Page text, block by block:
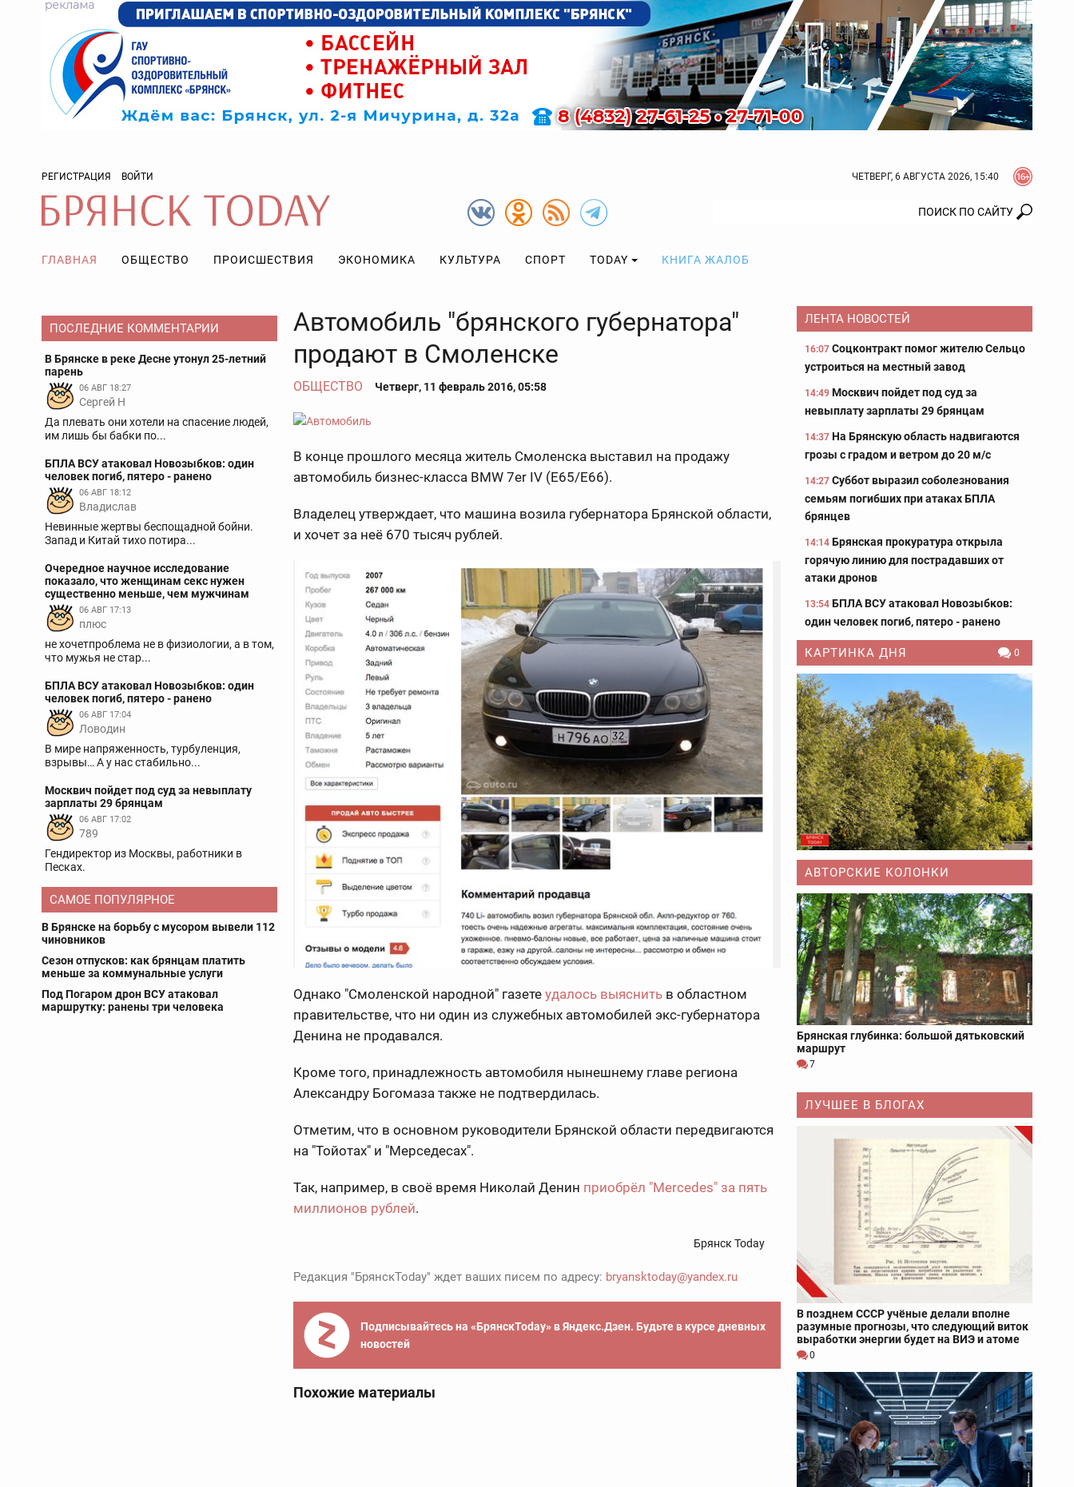
РЕГИСТРАЦИЯ ВОЙТИ ЧЕТВЕРГ, 6 АВГУСТА 2026, 15:40
ГЛАВНАЯ ОБЩЕСТВО ПРОИСШЕСТВИЯ ЭКОНОМИКА КУЛЬТУРА СПОРТ TODAY КНИГА ЖАЛОБ
ПОСЛЕДНИЕ КОММЕНТАРИИ
В Брянске в реке Десне утонул 25-летний
парень
06 АВГ 18:27
Сергей Н
Да плевать они хотели на спасение людей,
им лишь бы бабки по...
БПЛА ВСУ атаковал Новозыбков: один
человек погиб, пятеро - ранено
06 АВГ 18:12
Владислав
Невинные жертвы беспощадной бойни.
Запад и Китай тихо потира...
Очередное научное исследование
показало, что женщинам секс нужен
существенно меньше, чем мужчинам
06 АВГ 17:13
плюс
не хочетпроблема не в физиологии, а в том,
что мужья не стар...
БПЛА ВСУ атаковал Новозыбков: один
человек погиб, пятеро - ранено
06 АВГ 17:04
Ловодин
В мире напряженность, турбуленция,
взрывы… А у нас стабильно...
Москвич пойдет под суд за невыплату
зарплаты 29 брянцам
06 АВГ 17:02
789
Гендиректор из Москвы, работники в
Песках.
САМОЕ ПОПУЛЯРНОЕ
В Брянске на борьбу с мусором вывели 112
чиновников
Сезон отпусков: как брянцам платить
меньше за коммунальные услуги
Под Погаром дрон ВСУ атаковал
маршрутку: ранены три человека
Автомобиль "брянского губернатора"
продают в Смоленске
ОБЩЕСТВО Четверг, 11 февраль 2016, 05:58
В конце прошлого месяца житель Смоленска выставил на продажу
автомобиль бизнес-класса BMW 7er IV (E65/E66).
Владелец утверждает, что машина возила губернатора Брянской области,
и хочет за неё 670 тысяч рублей.
Однако "Смоленской народной" газете удалось выяснить в областном
правительстве, что ни один из служебных автомобилей экс-губернатора
Денина не продавался.
Кроме того, принадлежность автомобиля нынешнему главе региона
Александру Богомаза также не подтвердилась.
Отметим, что в основном руководители Брянской области передвигаются
на "Тойотах" и "Мерседесах".
Так, например, в своё время Николай Денин приобрёл "Mercedes" за пять
миллионов рублей.
Брянск Today
Редакция "БрянскToday" ждет ваших писем по адресу: bryansktoday@yandex.ru
Подписывайтесь на «БрянскToday» в Яндекс.Дзен. Будьте в курсе дневных
новостей
Похожие материалы
ЛЕНТА НОВОСТЕЙ
16:07 Соцконтракт помог жителю Сельцо
устроиться на местный завод
14:49 Москвич пойдет под суд за
невыплату зарплаты 29 брянцам
14:37 На Брянскую область надвигаются
грозы с градом и ветром до 20 м/с
14:27 Суббот выразил соболезнования
семьям погибших при атаках БПЛА
брянцев
14:14 Брянская прокуратура открыла
горячую линию для пострадавших от
атаки дронов
13:54 БПЛА ВСУ атаковал Новозыбков:
один человек погиб, пятеро - ранено
КАРТИНКА ДНЯ 0
АВТОРСКИЕ КОЛОНКИ
Брянская глубинка: большой дятьковский
маршрут
7
ЛУЧШЕЕ В БЛОГАХ
В позднем СССР учёные делали вполне
разумные прогнозы, что следующий виток
выработки энергии будет на ВИЭ и атоме
0